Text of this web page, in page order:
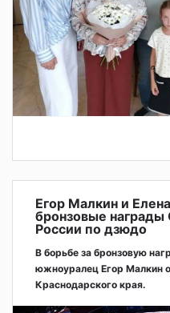
Егор Малкин и
бронзовые
России по дзюдо
В борьбе за бронзовую
южноуралец Егор Малкин
Краснодарского края.